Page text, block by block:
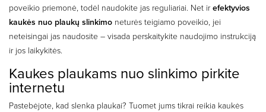
poveikio priemonė, todėl naudokite jas reguliariai. Net irefektyvios
kaukės nuo plaukų slinkimo neturės teigiamo poveikio, jei
neteisingai jas naudosite – visada perskaitykite naudojimo instrukciją
ir jos laikykitės.
Kaukes plaukams nuo slinkimo pirkite
internetu
Pastebėjote, kad slenka plaukai? Tuomet jums tikrai reikia kaukės